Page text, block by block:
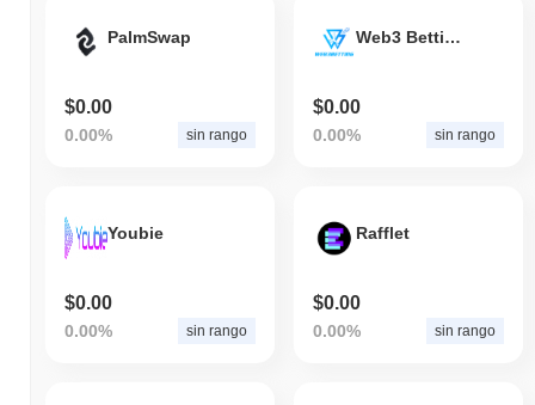
PalmSwap
$0.00
0.00% sin rango
Web3 Betting
$0.00
0.00% sin rango
Youbie
$0.00
0.00% sin rango
Rafflet
$0.00
0.00% sin rango